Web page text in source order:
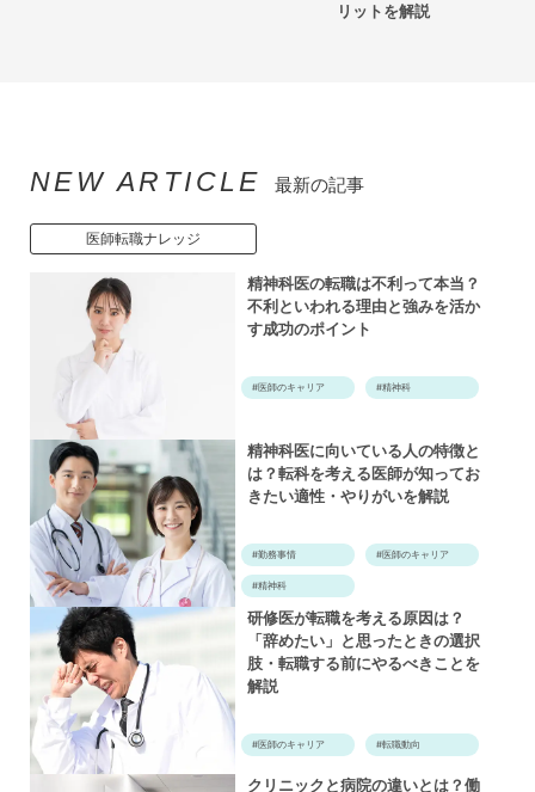
リットを解説
NEW ARTICLE 最新の記事
医師転職ナレッジ
精神科医の転職は不利って本当？
不利といわれる理由と強みを活か
す成功のポイント
#医師のキャリア #精神科
精神科医に向いている人の特徴と
は？転科を考える医師が知ってお
きたい適性・やりがいを解説
#勤務事情 #医師のキャリア
#精神科
研修医が転職を考える原因は？
「辞めたい」と思ったときの選択
肢・転職する前にやるべきことを
解説
#医師のキャリア #転職動向
クリニックと病院の違いとは？働